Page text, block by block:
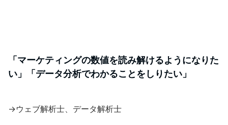
「マーケティングの数値を読み解けるようになりた
い」「データ分析でわかることをしりたい」
→ウェブ解析士、データ解析士